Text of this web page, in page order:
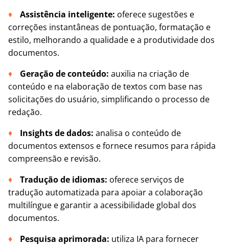
Assistência inteligente: oferece sugestões e
correções instantâneas de pontuação, formatação e
estilo, melhorando a qualidade e a produtividade dos
documentos.
Geração de conteúdo: auxilia na criação de
conteúdo e na elaboração de textos com base nas
solicitações do usuário, simplificando o processo de
redação.
Insights de dados: analisa o conteúdo de
documentos extensos e fornece resumos para rápida
compreensão e revisão.
Tradução de idiomas: oferece serviços de
tradução automatizada para apoiar a colaboração
multilíngue e garantir a acessibilidade global dos
documentos.
Pesquisa aprimorada: utiliza IA para fornecer